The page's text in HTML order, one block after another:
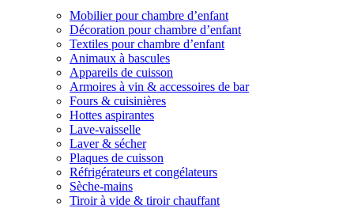
Mobilier pour chambre d’enfant
Décoration pour chambre d’enfant
Textiles pour chambre d’enfant
Animaux à bascules
Appareils de cuisson
Armoires à vin & accessoires de bar
Fours & cuisinières
Hottes aspirantes
Lave-vaisselle
Laver & sécher
Plaques de cuisson
Réfrigérateurs et congélateurs
Sèche-mains
Tiroir à vide & tiroir chauffant